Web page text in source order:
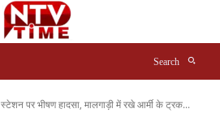
Search
पर भीषण हादसा, मालगाड़ी में रखे आर्मी के ट्रक...